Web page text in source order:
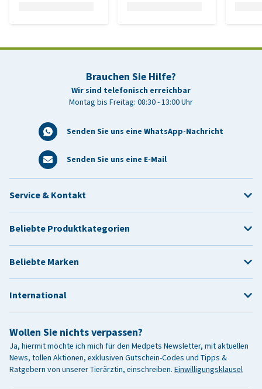
Brauchen Sie Hilfe?
Wir sind telefonisch erreichbar
Montag bis Freitag: 08:30 - 13:00 Uhr
Senden Sie uns eine WhatsApp-Nachricht
Senden Sie uns eine E-Mail
Wollen Sie nichts verpassen?
Ja, hiermit möchte ich mich für den Medpets Newsletter, mit aktuellen
News, tollen Aktionen, exklusiven Gutschein-Codes und Tipps &
Ratgebern von unserer Tierärztin, einschreiben. Einwilligungsklausel
Service & Kontakt
Beliebte Produktkategorien
Beliebte Marken
International